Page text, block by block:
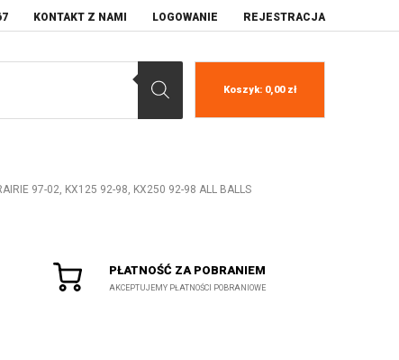
KONTAKT Z NAMI LOGOWANIE REJESTRACJA
Koszyk: 0,00 zł
97-02, KX125 92-98, KX250 92-98 ALL BALLS
PŁATNOŚĆ ZA POBRANIEM
AKCEPTUJEMY PŁATNOŚCI POBRANIOWE